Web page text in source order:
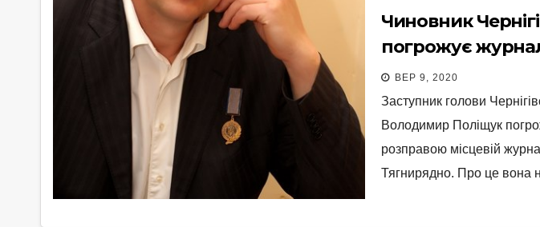
Чиновник
погрожує
ВЕР 9, 2020
Заступник голови
Володимир Поліщук
розправою місцевій
Тягнирядно. Про це вона